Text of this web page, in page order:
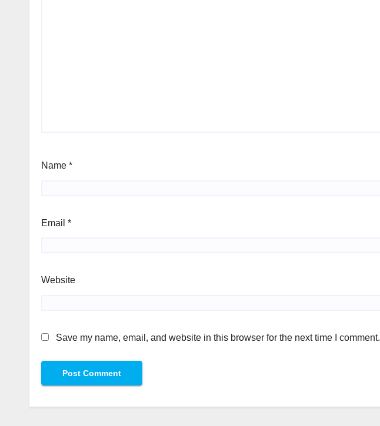
Name *
Email *
Website
Save my name, email, and website in this browser for the next time I comment.